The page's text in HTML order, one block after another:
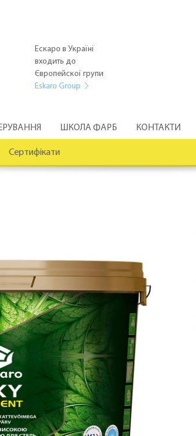
Ескаро в Україні
входить до
Європейскої групи
Eskaro Group
ШКОЛА ФАРБ КОНТАКТИ
Сертифікати